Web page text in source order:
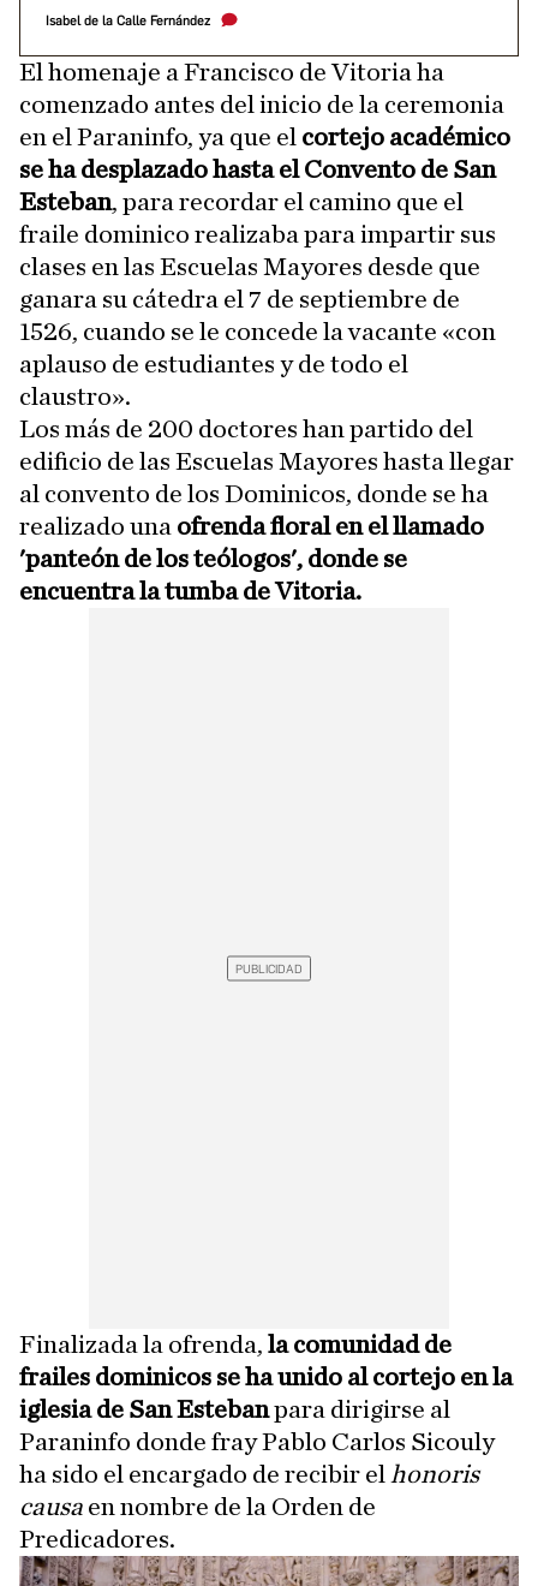
Isabel de la Calle Fernández
El homenaje a Francisco de Vitoria ha
comenzado antes del inicio de la ceremonia
en el Paraninfo, ya que el cortejo académico
se ha desplazado hasta el Convento de San
Esteban, para recordar el camino que el
fraile dominico realizaba para impartir sus
clases en las Escuelas Mayores desde que
ganara su cátedra el 7 de septiembre de
1526, cuando se le concede la vacante «con
aplauso de estudiantes y de todo el
claustro».
Los más de 200 doctores han partido del
edificio de las Escuelas Mayores hasta llegar
al convento de los Dominicos, donde se ha
realizado una ofrenda floral en el llamado
'panteón de los teólogos', donde se
encuentra la tumba de Vitoria.
Finalizada la ofrenda, la comunidad de
frailes dominicos se ha unido al cortejo en la
iglesia de San Estebanpara dirigirse al
Paraninfo donde fray Pablo Carlos Sicouly
ha sido el encargado de recibir el honoris
causa en nombre de la Orden de
Predicadores.